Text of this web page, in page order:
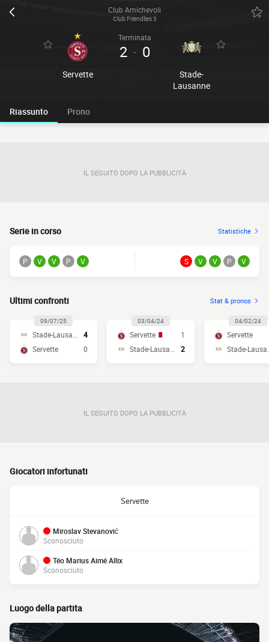
Club Amichevoli
Club Friendlies 3
Servette
Terminata
2 - 0
Stade-
Lausanne
Riassunto Prono
IL SEGUITO DOPO LA PUBBLICITÀ
Serie in corso Statistiche
P V V P V S V V P V
Ultimi confronti Stat & pronos
09/07/25
4
Servette
0
03/04/24
Servette
1
2
04/02/24
Servette
IL SEGUITO DOPO LA PUBBLICITÀ
Giocatori infortunati
Servette
Miroslav Stevanović
Sconosciuto
Téo Marius Aimé Allix
Sconosciuto
Luogo della partita